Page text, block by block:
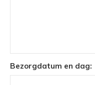
Bezorgdatum en dag: